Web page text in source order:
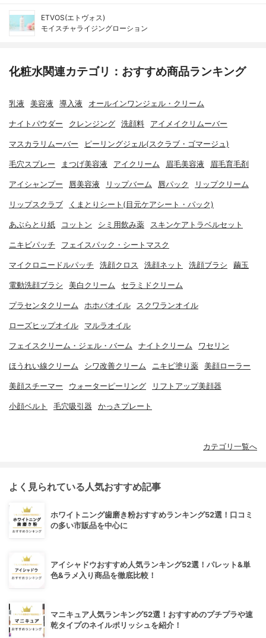
ETVOS(エトヴォス)
モイスチャライジングローション
化粧水関連カテゴリ：おすすめ商品ランキング
乳液 美容液 導入液 オールインワンジェル・クリーム
ナイトパウダー クレンジング 洗顔料 アイメイクリムーバー
マスカラリムーバー ピーリングジェル(スクラブ・ゴマージュ)
毛穴スプレー まつげ美容液 アイクリーム 眉毛美容液 眉毛育毛剤
アイシャンプー 唇美容液 リップバーム 唇パック リップクリーム
リップスクラブ くまとりシート(目元ケアシート・パック)
あぶらとり紙 コットン シミ用飲み薬 スキンケアトラベルセット
ニキビパッチ フェイスパック・シートマスク
マイクロニードルパッチ 洗顔クロス 洗顔ネット 洗顔ブラシ 繭玉
電動洗顔ブラシ 美白クリーム セラミドクリーム
プラセンタクリーム ホホバオイル スクワランオイル
ローズヒップオイル マルラオイル
フェイスクリーム・ジェル・バーム ナイトクリーム ワセリン
ほうれい線クリーム シワ改善クリーム ニキビ塗り薬 美顔ローラー
美顔スチーマー ウォーターピーリング リフトアップ美顔器
小顔ベルト 毛穴吸引器 かっさプレート
カテゴリ一覧へ
よく見られている人気おすすめ記事
ホワイトニング歯磨き粉おすすめランキング52選！口コミ
の多い市販品を中心に
アイシャドウおすすめ人気ランキング52選！パレット&単
色&ラメ入り商品を徹底比較！
マニキュア人気ランキング52選！おすすめのプチプラや速
乾タイプのネイルポリッシュを紹介！